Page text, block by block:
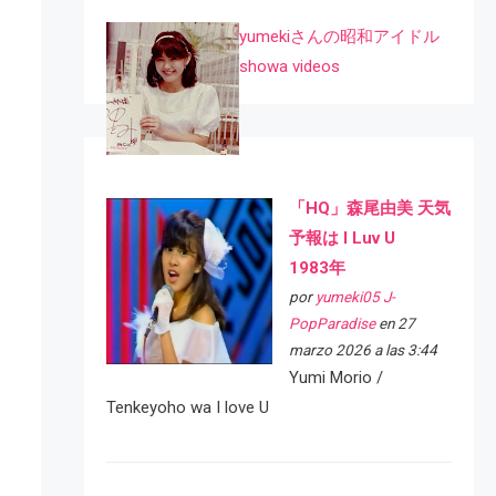
yumekiさんの昭和アイドル
showa videos
「HQ」森尾由美 天気
予報は I Luv U
1983年
por yumeki05 J-
PopParadiseen 27
marzo 2026 a las 3:44
Yumi Morio /
Tenkeyoho wa I love U